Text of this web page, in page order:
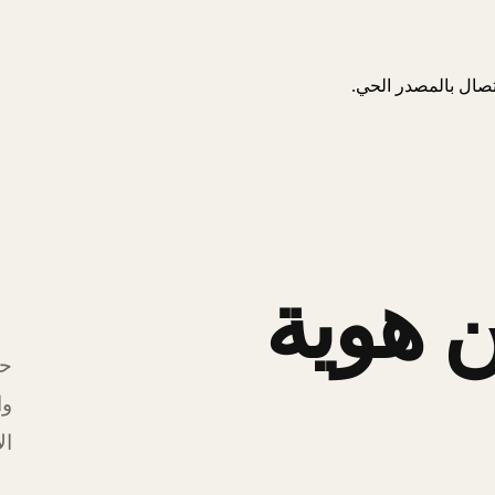
بالمصدر الحي.
هوية